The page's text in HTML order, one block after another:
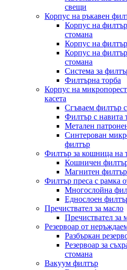
свещи
Корпус на ръкавен
Корпус на
стомана
Корпус на
Корпус на
стомана
Система за
Филтърна торба
Корпус на
касета
Сгъваем филтър
Филтър с навита
Метален
Синтерован
филтър
Филтър за кошница на
Кошничен
Магнитен филтър
Филтър преса с рамка
Многослойна
Еднослоен
Пречиствател за масло
Пречиствател за
Резервоар от
Разбъркан
Резервоар за
стомана
Вакуум филтър